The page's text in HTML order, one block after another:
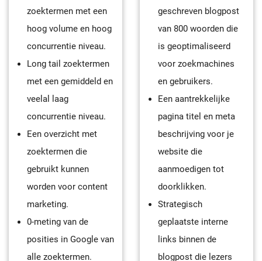
zoektermen met een
hoog volume en hoog
concurrentie niveau.
Long tail zoektermen
met een gemiddeld en
veelal laag
concurrentie niveau.
Een overzicht met
zoektermen die
gebruikt kunnen
worden voor content
marketing.
0-meting van de
posities in Google van
alle zoektermen.
geschreven blogpost
van 800 woorden die
is geoptimaliseerd
voor zoekmachines
en gebruikers.
Een aantrekkelijke
pagina titel en meta
beschrijving voor je
website die
aanmoedigen tot
doorklikken.
Strategisch
geplaatste interne
links binnen de
blogpost die lezers